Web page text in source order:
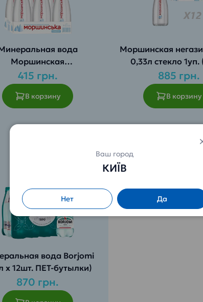
вода
Моршинская
(0,5л х 12шт,
стекло)
415 грн.
В корзину
Моршинская
0,33л стекло 1уп.
885 грн.
В корзину
вода Borjomi
х 12шт. ПЕТ-бутылки)
870 грн.
Ваш город
КИЇВ
Нет Да